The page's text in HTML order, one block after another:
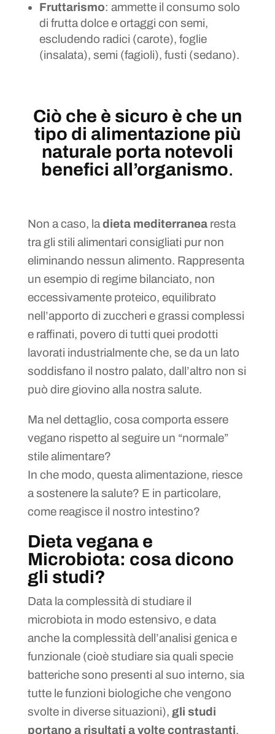
Fruttarismo: ammette il consumo solo
di frutta dolce e ortaggi con semi,
escludendo radici (carote), foglie
(insalata), semi (fagioli), fusti (sedano).
Ciò che è sicuro è che un
tipo di alimentazione più
naturale porta notevoli
benefici all’organismo.
Non a caso, ladieta mediterranearesta
tra gli stili alimentari consigliati pur non
eliminando nessun alimento. Rappresenta
un esempio di regime bilanciato, non
eccessivamente proteico, equilibrato
nell’apporto di zuccheri e grassi complessi
e raffinati, povero di tutti quei prodotti
lavorati industrialmente che, se da un lato
soddisfano il nostro palato, dall’altro non si
può dire giovino alla nostra salute.
Ma nel dettaglio, cosa comporta essere
vegano rispetto al seguire un “normale”
stile alimentare?
In che modo, questa alimentazione, riesce
a sostenere la salute? E in particolare,
come reagisce il nostro intestino?
Dieta vegana e
Microbiota: cosa dicono
gli studi?
Data la complessità di studiare il
microbiota in modo estensivo, e data
anche la complessità dell’analisi genica e
funzionale (cioè studiare sia quali specie
batteriche sono presenti al suo interno, sia
tutte le funzioni biologiche che vengono
svolte in diverse situazioni), gli studi
portano a risultati a volte contrastanti.